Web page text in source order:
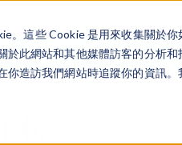
。這些 Cookie 是用來收集關於
於此網站和其他媒體訪客的分析
你造訪我們網站時追蹤你的資訊